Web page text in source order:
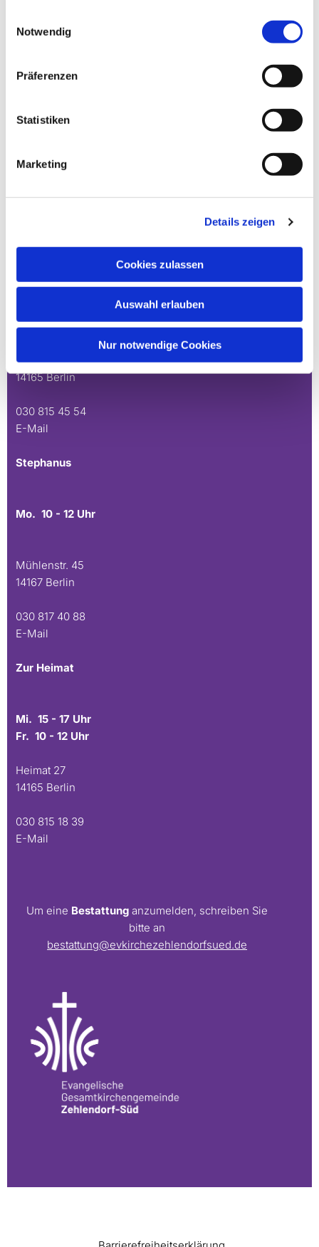
Notwendig
Präferenzen
Statistiken
Marketing
Details zeigen
Cookies zulassen
Auswahl erlauben
Nur notwendige Cookies
030 815 18 39
Do. 16.30 - 18.30 Uhr
Andréezeile 21-23
14165 Berlin
030 815 45 54
E-Mail
Stephanus
Mo. 10 - 12 Uhr
Mühlenstr. 45
14167 Berlin
030 817 40 88
E-Mail
Zur Heimat
Mi. 15 - 17 Uhr
Fr. 10 - 12 Uhr
Heimat 27
14165 Berlin
030 815 18 39
E-Mail
Um eine Bestattung anzumelden, schreiben Sie
bitte an
bestattung@evkirchezehlendorfsued.de